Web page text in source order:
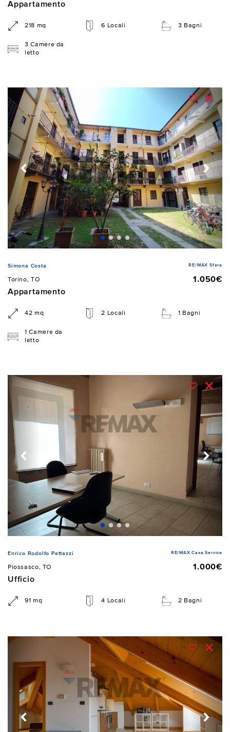
Appartamento
218 mq 6 Locali 3 Bagni
3 Camere da
letto
Simona Costa RE/MAX Sfera
Torino, TO
1.050€
Appartamento
42 mq 2 Locali 1 Bagni
1 Camere da
letto
Enrico Rodolfo Pettazzi RE/MAX Casa Service
Piossasco, TO
1.000€
Ufficio
91 mq 4 Locali 2 Bagni